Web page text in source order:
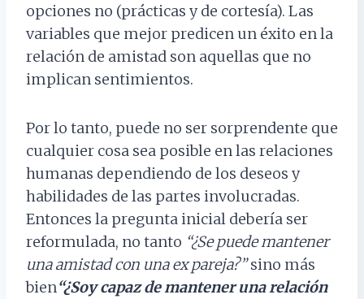
opciones no (prácticas y de cortesía). Las
variables que mejor predicen un éxito en la
relación de amistad son aquellas que no
implican sentimientos.
Por lo tanto, puede no ser sorprendente que
cualquier cosa sea posible en las relaciones
humanas dependiendo de los deseos y
habilidades de las partes involucradas.
Entonces la pregunta inicial debería ser
reformulada, no tanto “¿Se puede mantener
una amistad con una ex pareja?”sino más
bien“¿Soy capaz de mantener una relación